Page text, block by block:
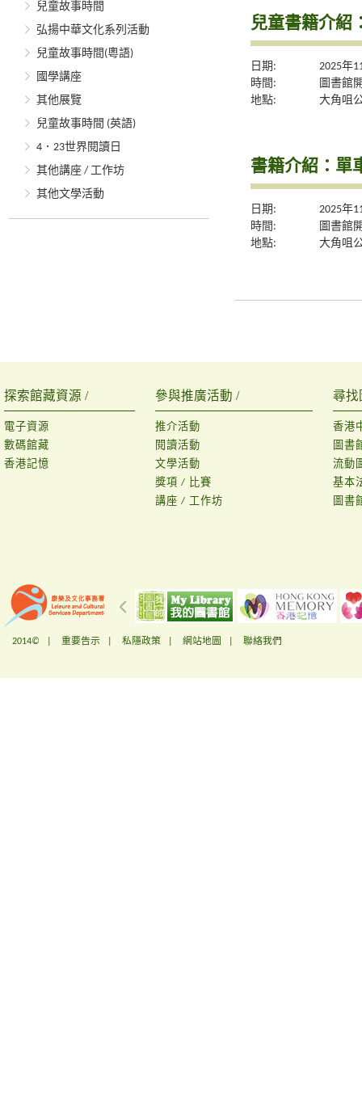
兒童故事時間
弘揚中華文化系列活動
兒童故事時間(粵語)
國學講座
其他展覽
兒童故事時間 (英語)
4．23世界閱讀日
其他講座 / 工作坊
其他文學活動
兒童書籍介紹
日期:
2025年
時間:
圖書館
地點:
大角咀
書籍介紹：單
日期:
2025年
時間:
圖書館
地點:
大角咀
探索館藏資源 /
電子資源
數碼館藏
香港記憶
參與推廣活動 /
推介活動
閱讀活動
文學活動
獎項 / 比賽
講座 / 工作坊
尋找
香港
圖書
流動
基本
圖書
2014© | 重要告示 私隱政策 網站地圖 聯絡我們